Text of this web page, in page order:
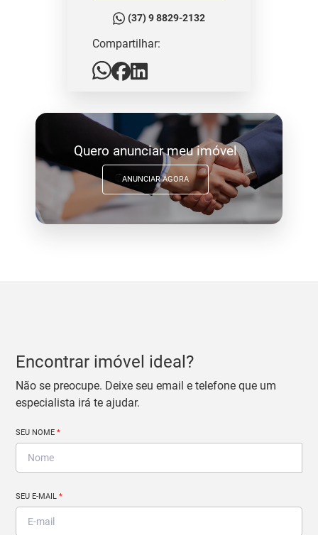
(37) 9 8829-2132
Compartilhar:
Quero anunciar meu imóvel
ANUNCIAR AGORA
Encontrar imóvel ideal?
Não se preocupe. Deixe seu email e telefone que um
especialista irá te ajudar.
SEU NOME*
SEU E-MAIL*